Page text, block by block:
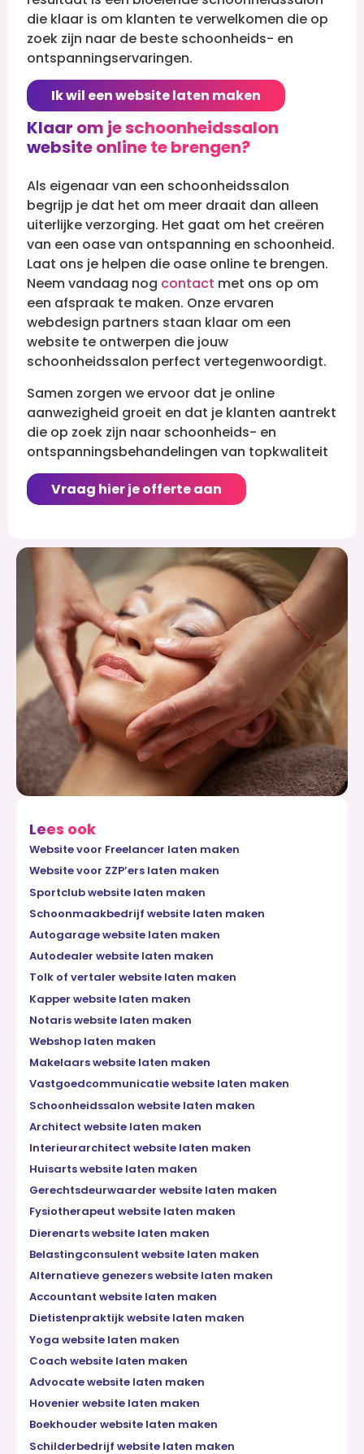
die klaar is om klanten te verwelkomen die op
zoek zijn naar de beste schoonheids- en
ontspanningservaringen.
Ik wil een website laten maken
Klaar om je schoonheidssalon
website online te brengen?
Als eigenaar van een schoonheidssalon
begrijp je dat het om meer draait dan alleen
uiterlijke verzorging. Het gaat om het creëren
van een oase van ontspanning en schoonheid.
Laat ons je helpen die oase online te brengen.
Neem vandaag nog contact met ons op om
een afspraak te maken. Onze ervaren
webdesign partners staan klaar om een
website te ontwerpen die jouw
schoonheidssalon perfect vertegenwoordigt.
Samen zorgen we ervoor dat je online
aanwezigheid groeit en dat je klanten aantrekt
die op zoek zijn naar schoonheids- en
ontspanningsbehandelingen van topkwaliteit
Vraag hier je offerte aan
Lees ook
Website voor Freelancer laten maken
Website voor ZZP’ers laten maken
Sportclub website laten maken
Schoonmaakbedrijf website laten maken
Autogarage website laten maken
Autodealer website laten maken
Tolk of vertaler website laten maken
Kapper website laten maken
Notaris website laten maken
Webshop laten maken
Makelaars website laten maken
Vastgoedcommunicatie website laten maken
Schoonheidssalon website laten maken
Architect website laten maken
Interieurarchitect website laten maken
Huisarts website laten maken
Gerechtsdeurwaarder website laten maken
Fysiotherapeut website laten maken
Dierenarts website laten maken
Belastingconsulent website laten maken
Alternatieve genezers website laten maken
Accountant website laten maken
Dietistenpraktijk website laten maken
Yoga website laten maken
Coach website laten maken
Advocate website laten maken
Hovenier website laten maken
Boekhouder website laten maken
Schilderbedrijf website laten maken